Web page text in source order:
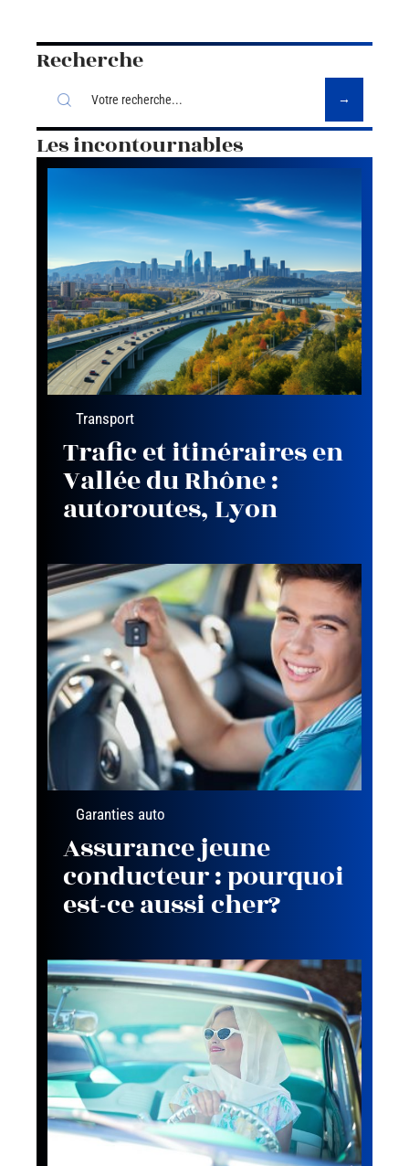
Recherche
Les incontournables
Transport
Trafic et itinéraires en
Vallée du Rhône :
autoroutes, Lyon
Garanties auto
Assurance jeune
conducteur : pourquoi
est-ce aussi cher?